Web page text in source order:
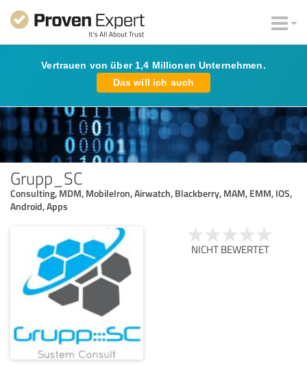
Vertrauen von über 1,4 Millionen Unternehmen.
Das will ich auch
Grupp_SC
Consulting, MDM, MobileIron, Airwatch, Blackberry, MAM, EMM, IOS,
Android, Apps
NICHT BEWERTET